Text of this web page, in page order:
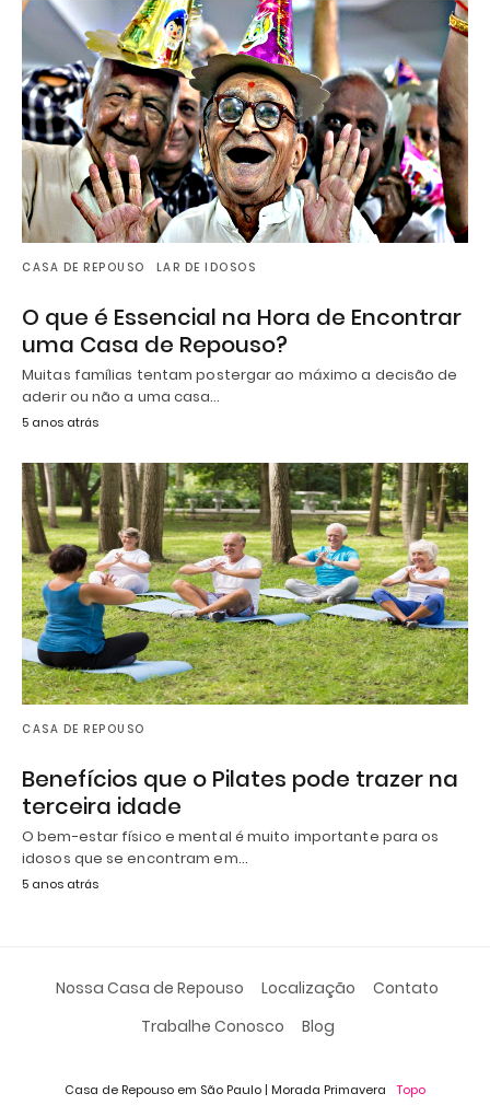
CASA DE REPOUSO LAR DE IDOSOS
O que é Essencial na Hora de Encontrar
uma Casa de Repouso?
Muitas famílias tentam postergar ao máximo a decisão de
aderir ou não a uma casa…
5 anos atrás
CASA DE REPOUSO
Benefícios que o Pilates pode trazer na
terceira idade
O bem-estar físico e mental é muito importante para os
idosos que se encontram em…
5 anos atrás
Nossa Casa de Repouso Localização
Contato
Trabalhe Conosco
Blog
Casa de Repouso em São Paulo | Morada Primavera Topo